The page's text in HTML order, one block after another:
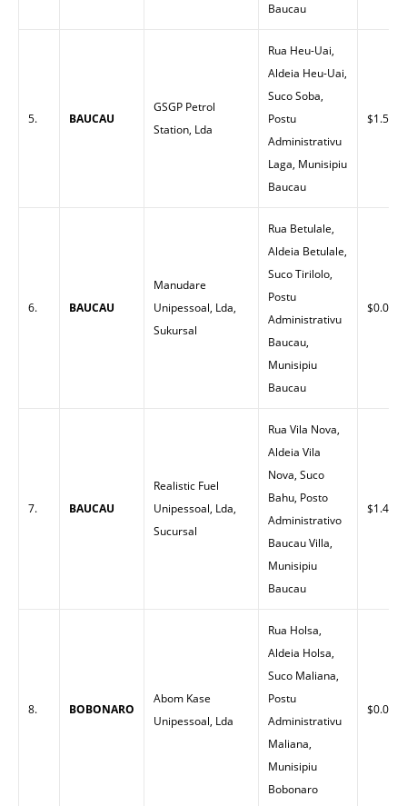
Baucau
5. BAUCAU
GSGP Petrol
Station, Lda
Rua Heu-Uai,
Aldeia Heu-Uai,
Suco Soba,
Postu
Administrativu
Laga, Munisipiu
Baucau
$1.50
6. BAUCAU
Manudare
Unipessoal, Lda,
Sukursal
Rua Betulale,
Aldeia Betulale,
Suco Tirilolo,
Postu
Administrativu
Baucau,
Munisipiu
Baucau
$0.00
7. BAUCAU
Realistic Fuel
Unipessoal, Lda,
Sucursal
Rua Vila Nova,
Aldeia Vila
Nova, Suco
Bahu, Posto
Administrativo
Baucau Villa,
Munisipiu
Baucau
$1.47
8. BOBONARO
Abom Kase
Unipessoal, Lda
Rua Holsa,
Aldeia Holsa,
Suco Maliana,
Postu
Administrativu
Maliana,
Munisipiu
Bobonaro
$0.00